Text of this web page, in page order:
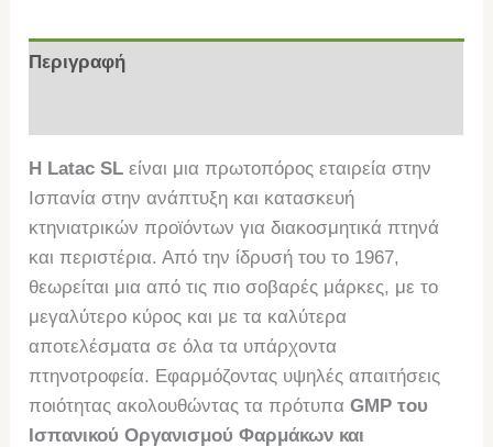
Περιγραφή
Η Latac SL είναι μια πρωτοπόρος εταιρεία στην
Ισπανία στην ανάπτυξη και κατασκευή
κτηνιατρικών προϊόντων για διακοσμητικά πτηνά
και περιστέρια. Από την ίδρυσή του το 1967,
θεωρείται μια από τις πιο σοβαρές μάρκες, με το
μεγαλύτερο κύρος και με τα καλύτερα
αποτελέσματα σε όλα τα υπάρχοντα
πτηνοτροφεία. Εφαρμόζοντας υψηλές απαιτήσεις
ποιότητας ακολουθώντας τα πρότυπαGMP του
Ισπανικού Οργανισμού Φαρμάκων και